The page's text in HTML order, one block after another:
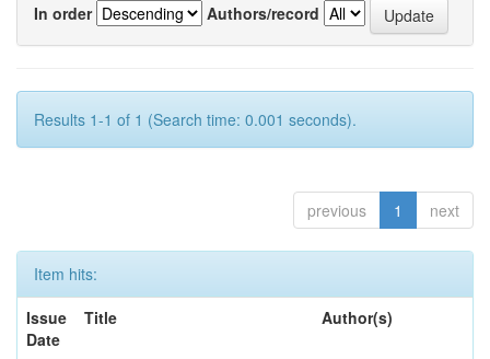
In order
Authors/record
Results 1-1 of 1 (Search time: 0.001 seconds).
previous 1 next
Item hits:
Issue
Date
Title Author(s)